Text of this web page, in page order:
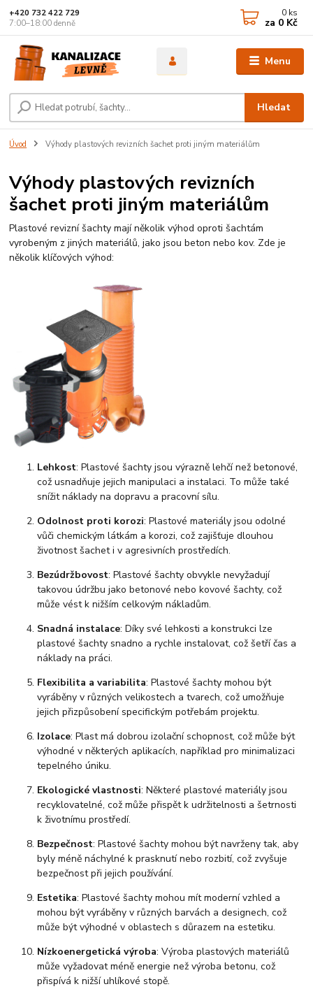
Menu
Hledat
+420 732 422 729
7:00–18:00 denně
0 ks
za 0 Kč
Úvod Výhody plastových revizních šachet proti jiným materiálům
Výhody plastových revizních
šachet proti jiným materiálům
Plastové revizní šachty mají několik výhod oproti šachtám
vyrobeným z jiných materiálů, jako jsou beton nebo kov. Zde je
několik klíčových výhod:
Lehkost: Plastové šachty jsou výrazně lehčí než betonové,
což usnadňuje jejich manipulaci a instalaci. To může také
snížit náklady na dopravu a pracovní sílu.
Odolnost proti korozi: Plastové materiály jsou odolné
vůči chemickým látkám a korozi, což zajišťuje dlouhou
životnost šachet i v agresivních prostředích.
Bezúdržbovost: Plastové šachty obvykle nevyžadují
takovou údržbu jako betonové nebo kovové šachty, což
může vést k nižším celkovým nákladům.
Snadná instalace: Díky své lehkosti a konstrukci lze
plastové šachty snadno a rychle instalovat, což šetří čas a
náklady na práci.
Flexibilita a variabilita: Plastové šachty mohou být
vyráběny v různých velikostech a tvarech, což umožňuje
jejich přizpůsobení specifickým potřebám projektu.
Izolace: Plast má dobrou izolační schopnost, což může být
výhodné v některých aplikacích, například pro minimalizaci
tepelného úniku.
Ekologické vlastnosti: Některé plastové materiály jsou
recyklovatelné, což může přispět k udržitelnosti a šetrnosti
k životnímu prostředí.
Bezpečnost: Plastové šachty mohou být navrženy tak, aby
byly méně náchylné k prasknutí nebo rozbití, což zvyšuje
bezpečnost při jejich používání.
Estetika: Plastové šachty mohou mít moderní vzhled a
mohou být vyráběny v různých barvách a designech, což
může být výhodné v oblastech s důrazem na estetiku.
Nízkoenergetická výroba: Výroba plastových materiálů
může vyžadovat méně energie než výroba betonu, což
přispívá k nižší uhlíkové stopě.